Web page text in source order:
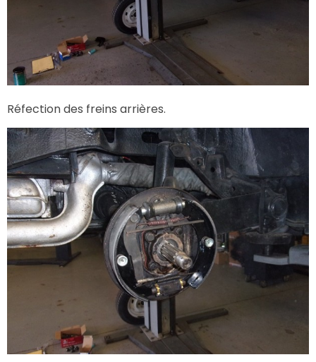
Réfection des freins arrières.